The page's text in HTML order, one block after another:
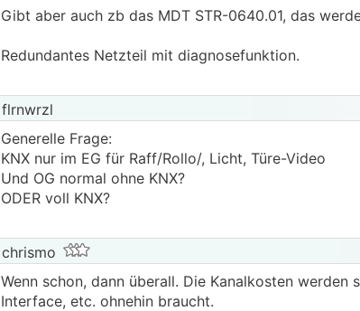
Gibt aber auch zb das MDT STR-0640.01, das
Redundantes Netzteil mit diagnosefunktion.
flrnwrzl
Generelle Frage:
KNX nur im EG für Raff/Rollo/, Licht, Türe-Video
Und OG normal ohne KNX?
ODER voll KNX?
chrismo
Wenn schon, dann überall. Die Kanalkosten werden
Interface, etc. ohnehin braucht.